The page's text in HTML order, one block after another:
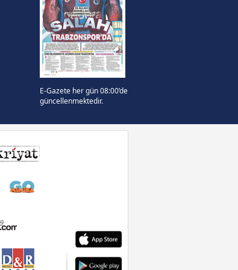
E-Gazete her gün 08:00’de
güncellenmektedir.